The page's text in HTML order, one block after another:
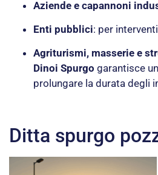
Aziende e capannoni
Enti pubblici: per
Agriturismi, masserie e
Dinoi Spurgo garantisce
prolungare la durata degli
Ditta spurgo